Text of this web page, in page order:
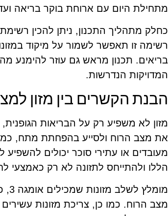
מתחילת היום עם ארוחת בוקר בריאה
כחלק מתהליך התכנון, ניתן להכין
רשימה זו תאפשר לשמור על מיקוד
בריאים. תכנון מראש גם עוזר להימנע
המדויקות הנדרשות.
הבנת הקשרים בין מזון
מזון לא משפיע רק על הבריאות
את מצב הרוח ולסייע בהפחתת מתח, כמו
מעובדים או עתירי סוכר יכולים
הללו ולהתייחס לתזונה לא רק כאמצעי
מצב הרוח. כמו כן, צריכת מזונות